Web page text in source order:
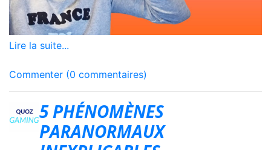
Lire la suite...
Commenter (0 commentaires)
5 PHÉNOMÈNES
PARANORMAUX